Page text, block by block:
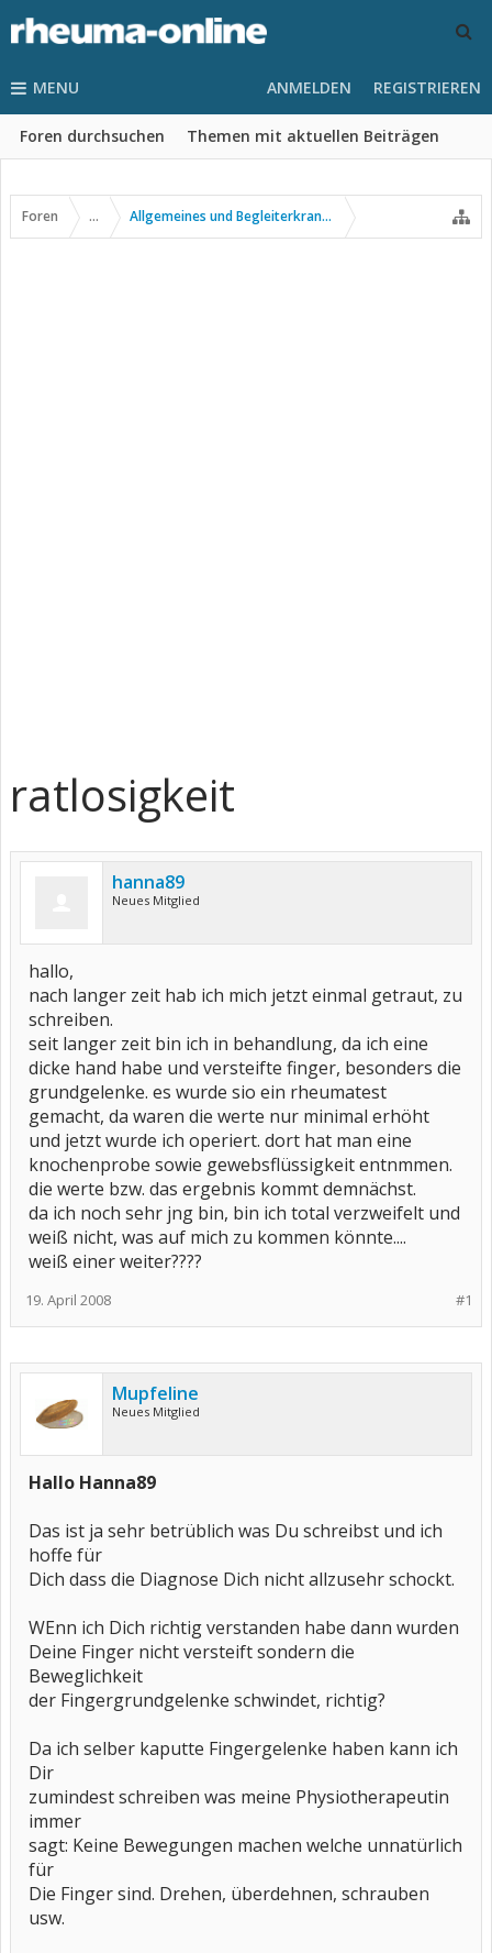
MENU
Foren durchsuchen Themen mit aktuellen Beiträgen
ANMELDEN REGISTRIEREN
Foren ... Allgemeines und Begleiterkrankungen
ratlosigkeit
hanna89
Neues Mitglied
hallo,
nach langer zeit hab ich mich jetzt einmal getraut, zu
schreiben.
seit langer zeit bin ich in behandlung, da ich eine
dicke hand habe und versteifte finger, besonders die
grundgelenke. es wurde sio ein rheumatest
gemacht, da waren die werte nur minimal erhöht
und jetzt wurde ich operiert. dort hat man eine
knochenprobe sowie gewebsflüssigkeit entnmmen.
die werte bzw. das ergebnis kommt demnächst.
da ich noch sehr jng bin, bin ich total verzweifelt und
weiß nicht, was auf mich zu kommen könnte....
weiß einer weiter????
#1
19. April 2008
Mupfeline
Neues Mitglied
Hallo Hanna89
Das ist ja sehr betrüblich was Du schreibst und ich
hoffe für
Dich dass die Diagnose Dich nicht allzusehr schockt.
WEnn ich Dich richtig verstanden habe dann wurden
Deine Finger nicht versteift sondern die
Beweglichkeit
der Fingergrundgelenke schwindet, richtig?
Da ich selber kaputte Fingergelenke haben kann ich
Dir
zumindest schreiben was meine Physiotherapeutin
immer
sagt: Keine Bewegungen machen welche unnatürlich
für
Die Finger sind. Drehen, überdehnen, schrauben
usw.